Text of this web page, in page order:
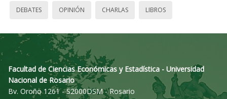
DEBATES OPINIÓN CHARLAS LIBROS
Facultad de Ciencias Económicas y Estadística - Universidad
Nacional de Rosario
Bv. Oroño 1261 - S2000DSM - Rosario